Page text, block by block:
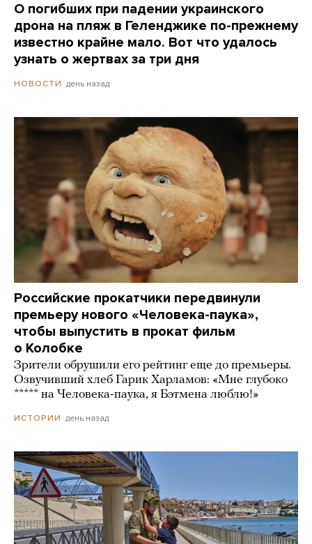
О погибших при падении украинского
дрона на пляж в Геленджике по-прежнему
известно крайне мало. Вот что удалось
узнать о жертвах за три дня
НОВОСТИ день назад
Российские прокатчики передвинули
премьеру нового «Человека-паука»,
чтобы выпустить в прокат фильм
о Колобке
Зрители обрушили его рейтинг еще до премьеры.
Озвучивший хлеб Гарик Харламов: «Мне глубоко
***** на Человека-паука, я Бэтмена люблю!»
ИСТОРИИ день назад